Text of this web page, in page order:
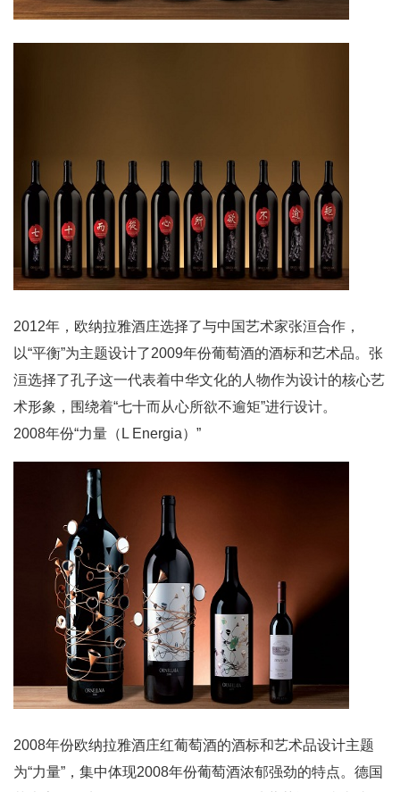
2012年，欧纳拉雅酒庄选择了与中国艺术家张洹合作，
以“平衡”为主题设计了2009年份葡萄酒的酒标和艺术品。张
洹选择了孔子这一代表着中华文化的人物作为设计的核心艺
术形象，围绕着“七十而从心所欲不逾矩”进行设计。
2008年份“力量（L Energia）”
2008年份欧纳拉雅酒庄红葡萄酒的酒标和艺术品设计主题
为“力量”，集中体现2008年份葡萄酒浓郁强劲的特点。德国